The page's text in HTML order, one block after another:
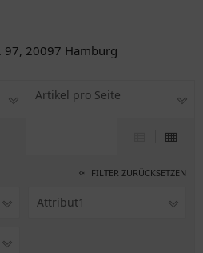
97, 20097 Hamburg
Artikel pro Seite
FILTER ZURÜCKSETZEN
Attribut1